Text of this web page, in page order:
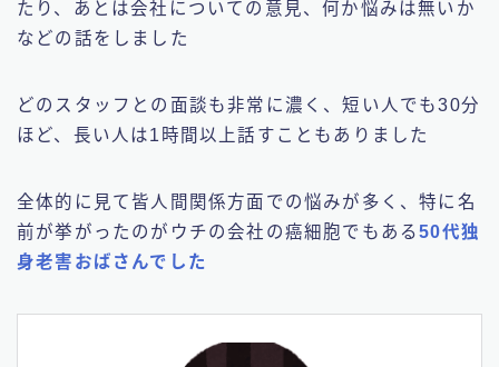
たり、あとは会社についての意見、何か悩みは無いか
などの話をしました
どのスタッフとの面談も非常に濃く、短い人でも30分
ほど、長い人は1時間以上話すこともありました
全体的に見て皆人間関係方面での悩みが多く、特に名
前が挙がったのがウチの会社の癌細胞でもある50代独
身老害おばさんでした